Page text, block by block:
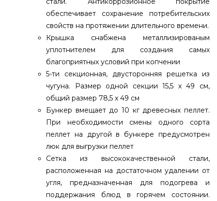
обеспечивает сохранение потребительских
свойств на протяжении длительного времени.
Крышка снабжена металлизированым
уплотнителем для создания самых
благоприятных условий при копчении
5-ти секционная, двусторонняя решетка из
чугуна. Размер одной секции 15,5 х 49 см,
общий размер 78,5 x 49 см
Бункер вмещает до 10 кг древесных пеллет.
При необходимости смены одного сорта
пеллет на другой в бункере предусмотрен
люк для выгрузки пеллет
Сетка из высококачественной стали,
расположенная на достаточном удалении от
угля, предназначенная для подогрева и
поддержания блюд в горячем состоянии.